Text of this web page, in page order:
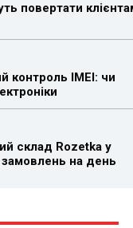
повертати
контроль IMEI: чи
склад Rozetka у
на день